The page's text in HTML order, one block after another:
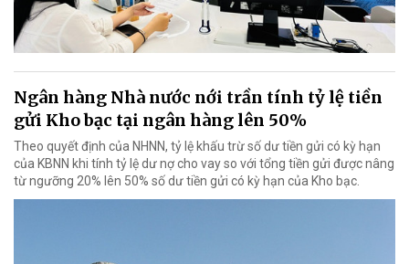
Ngân hàng Nhà nước nới trần tính tỷ lệ tiền
gửi Kho bạc tại ngân hàng lên 50%
Theo quyết định của NHNN, tỷ lệ khấu trừ số dư tiền gửi có kỳ hạn
của KBNN khi tính tỷ lệ dư nợ cho vay so với tổng tiền gửi được nâng
từ ngưỡng 20% lên 50% số dư tiền gửi có kỳ hạn của Kho bạc.